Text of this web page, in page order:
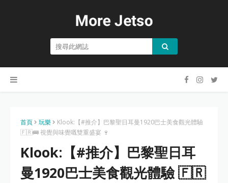
首頁 玩樂
Klook:【#推介】巴黎聖日耳曼1920巴士美食觀光體驗
🇫🇷🚌 視覺與味覺嘅雙重盛宴 🍷
Klook:【#推介】巴黎聖日耳
曼1920巴士美食觀光體驗 🇫🇷